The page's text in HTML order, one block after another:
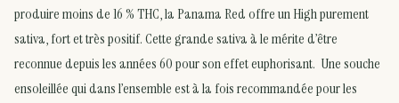
produire moins de 16 % THC, la Panama Red offre un High purement
sativa, fort et très positif. Cette grande sativa à le mérite d’être
reconnue depuis les années 60 pour son effet euphorisant. Une souche
ensoleillée qui dans l’ensemble est à la fois recommandée pour les